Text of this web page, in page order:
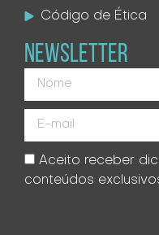
Código de Ética
NEWSLETTER
Aceito receber
conteúdos